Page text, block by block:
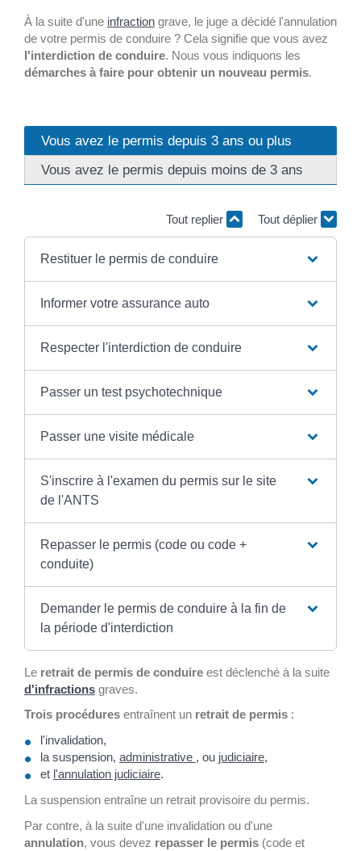
À la suite d'une infraction grave, le juge a décidé l'annulation
de votre permis de conduire ? Cela signifie que vous avez
l'interdiction de conduire. Nous vous indiquons les
démarches à faire pour obtenir un nouveau permis.
Vous avez le permis depuis 3 ans ou plus
Vous avez le permis depuis moins de 3 ans
Tout replier Tout déplier
Restituer le permis de conduire
Informer votre assurance auto
Respecter l'interdiction de conduire
Passer un test psychotechnique
Passer une visite médicale
S'inscrire à l'examen du permis sur le site
de l'ANTS
Repasser le permis (code ou code +
conduite)
Demander le permis de conduire à la fin de
la période d'interdiction
Le retrait de permis de conduire est déclenché à la suite
d'infractions graves.
Trois procédures entraînent un retrait de permis :
l'invalidation,
la suspension, administrative , ou judiciaire,
et l'annulation judiciaire.
La suspension entraîne un retrait provisoire du permis.
Par contre, à la suite d'une invalidation ou d'une
annulation, vous devez repasser le permis (code et